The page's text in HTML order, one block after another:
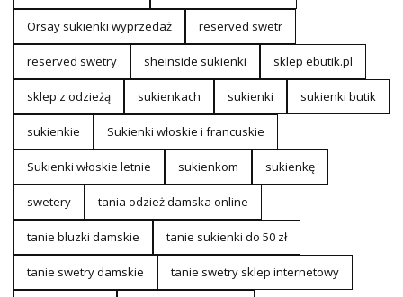
Orsay sukienki wyprzedaż reserved swetr
reserved swetry sheinside sukienki sklep ebutik.pl
sklep z odzieżą sukienkach sukienki sukienki butik
sukienkie Sukienki włoskie i francuskie
Sukienki włoskie letnie sukienkom sukienkę
swetery tania odzież damska online
tanie bluzki damskie tanie sukienki do 50 zł
tanie swetry damskie tanie swetry sklep internetowy